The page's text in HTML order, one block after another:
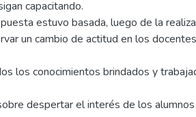
capacitando.
estuvo basada, luego de la
un cambio de actitud en los
los conocimientos brindados y
despertar el interés de los